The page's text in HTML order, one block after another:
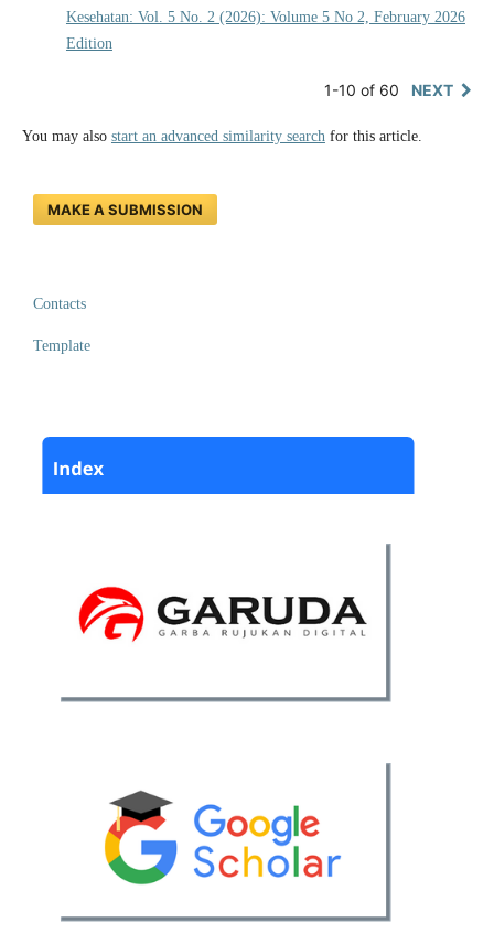
Kesehatan: Vol. 5 No. 2 (2026): Volume 5 No 2, February 2026
Edition
1-10 of 60 NEXT
You may also start an advanced similarity searchfor this article.
MAKE A SUBMISSION
Contacts
Template